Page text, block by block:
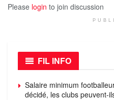
Please login to join discussion
FIL INFO
Salaire minimum
décidé, les clubs peuvent-